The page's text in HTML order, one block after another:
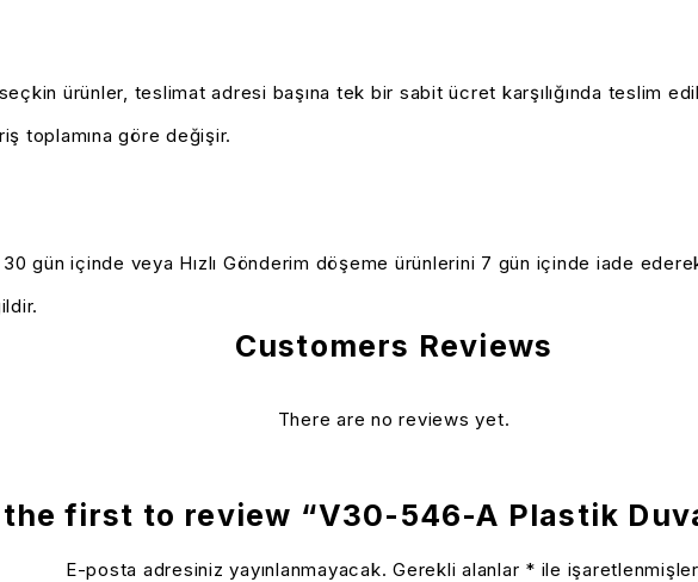
seçkin ürünler, teslimat adresi başına tek bir sabit ücret karşılığında teslim
toplamına göre değişir.
30 gün içinde veya Hızlı Gönderim döşeme ürünlerini 7 gün içinde iade
Customers Reviews
There are no reviews yet.
the first to review “V30-546-A Plastik
E-posta adresiniz yayınlanmayacak. Gerekli alanlar * ile